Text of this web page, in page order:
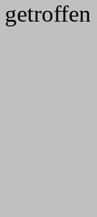
getroffen